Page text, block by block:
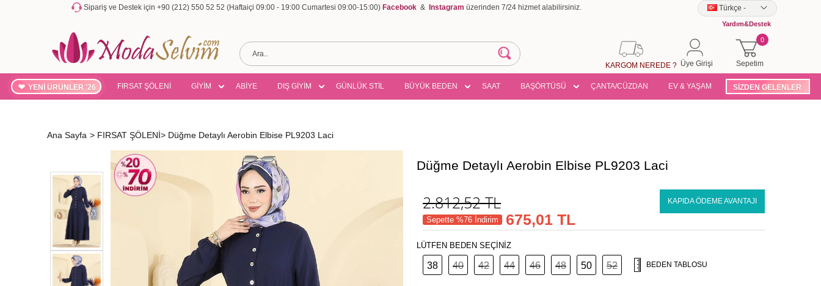
Sipariş ve Destek için +90 (212) 550 52 52 (Haftaiçi 09:00 - 19:00 Cumartesi 09:00-15:00) Facebook & Instagram üzerinden 7/24 hizmet alabilirsiniz. Türkçe -
Yardım&Destek
Sepetim
0
Üye Girişi
KARGOM NEREDE ?
YENİ ÜRÜNLER '26 FIRSAT ŞÖLENİ GİYİM ABİYE DIŞ GİYİM GÜNLÜK STİL BÜYÜK BEDEN SAAT BAŞÖRTÜSÜ ÇANTA/CÜZDAN EV & YAŞAM SİZDEN GELENLER
Ana Sayfa > FIRSAT ŞÖLENİ> Düğme Detaylı Aerobin Elbise PL9203 Laci
Düğme Detaylı Aerobin Elbise PL9203 Laci
2.812,52TL KAPIDA ÖDEME AVANTAJI
Sepette %76 İndirim 675,01 TL
LÜTFEN BEDEN SEÇİNİZ
38 40 42 44 46 48 50 52 BEDEN TABLOSU